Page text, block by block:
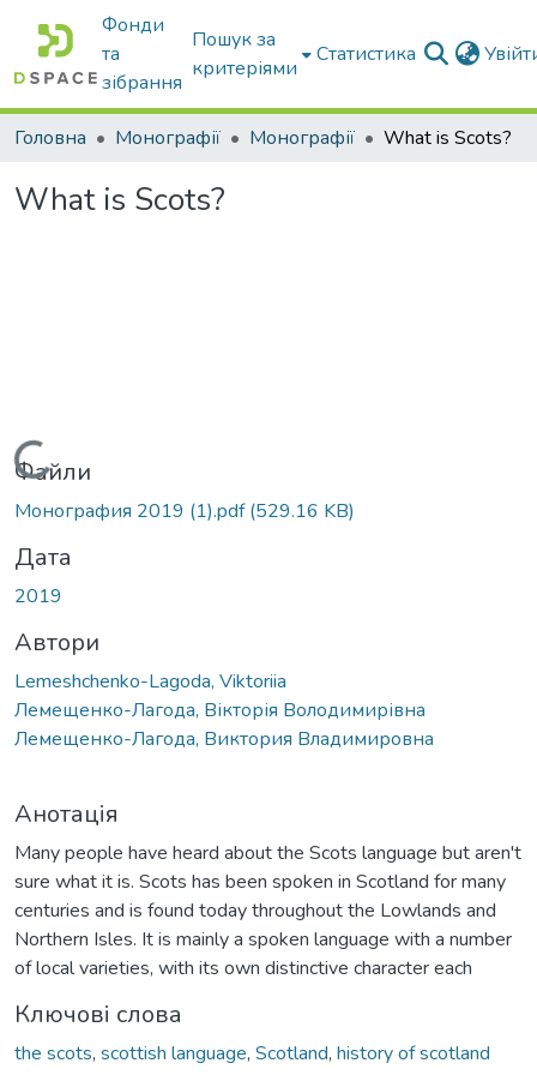
Фонди
та
зібрання
Пошук за
критеріями
Статистика
Головна Монографії Монографії What is Scots?
What is Scots?
Вантажиться...
Файли
Монография 2019 (1).pdf(529.16 KB)
Дата
2019
Автори
Lemeshchenko-Lagoda, Viktoriia
Лемещенко-Лагода, Вікторія Володимирівна
Лемещенко-Лагода, Виктория Владимировна
Анотація
Many people have heard about the Scots language but aren't
sure what it is. Scots has been spoken in Scotland for many
centuries and is found today throughout the Lowlands and
Northern Isles. It is mainly a spoken language with a number
of local varieties, with its own distinctive character each
Ключові слова
the scots, scottish language, Scotland, history of scotland